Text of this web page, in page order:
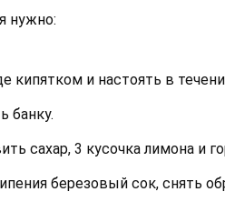
нужно:
кипятком и настоять в
банку.
сахар, 3 кусочка лимона и
березовый сок, снять